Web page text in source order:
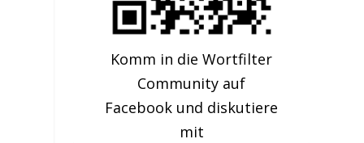
Komm in die Wortfilter
Community auf
Facebook und diskutiere
mit